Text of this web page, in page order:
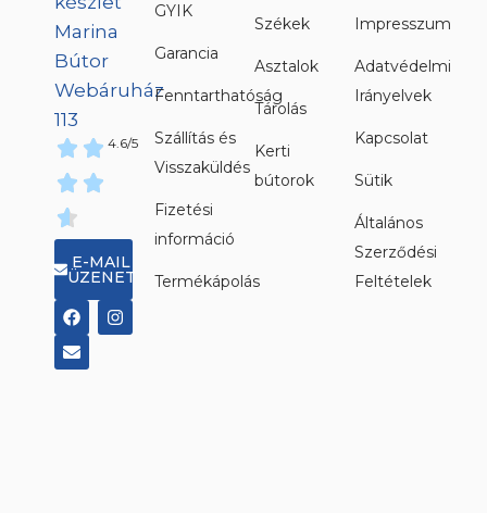
4.6/5
E-MAIL
ÜZENET
F
a
c
e
b
I
n
s
E
n
v
e
l
GYIK
Garancia
Fenntarthatóság
Szállítás és
Visszaküldés
Fizetési
információ
Termékápolás
Székek
Asztalok
Tárolás
Kerti
bútorok
Impresszum
Adatvédelmi
Irányelvek
Kapcsolat
Sütik
Általános
Szerződési
Feltételek